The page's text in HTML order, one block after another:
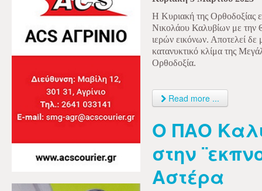
Η Κυριακή της Ορθοδοξίας
Νικολάου Καλυβίων με την
ιερών εικόνων. Αποτελεί δε
κατανυκτικό κλίμα της
Ορθοδοξία.
Read more ...
Ο ΠΑΟ
στην
Αστέρα